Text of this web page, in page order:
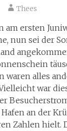
Thees
am ersten
nun sei der
waren alles
war
an der
Zahlen hielt.